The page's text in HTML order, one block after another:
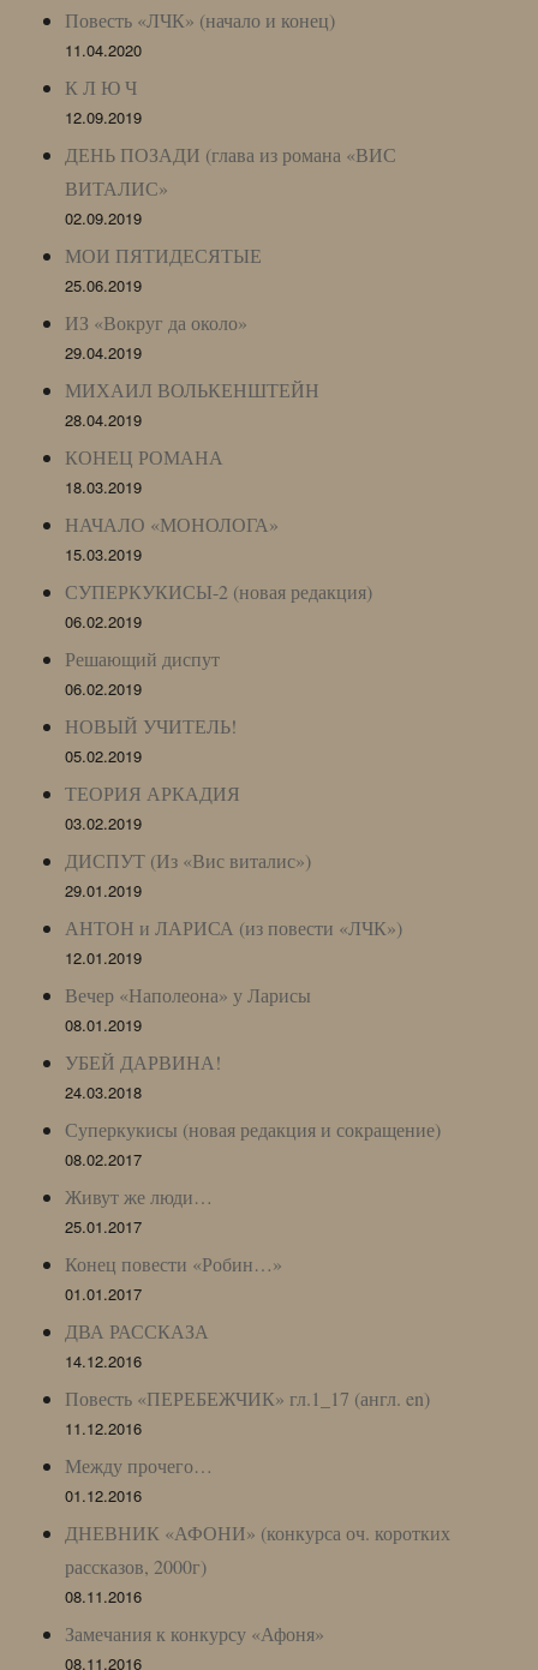
Повесть «ЛЧК» (начало и конец)
11.04.2020
К Л Ю Ч
12.09.2019
ДЕНЬ ПОЗАДИ (глава из романа «ВИС
ВИТАЛИС»
02.09.2019
МОИ ПЯТИДЕСЯТЫЕ
25.06.2019
ИЗ «Вокруг да около»
29.04.2019
МИХАИЛ ВОЛЬКЕНШТЕЙН
28.04.2019
КОНЕЦ РОМАНА
18.03.2019
НАЧАЛО «МОНОЛОГА»
15.03.2019
СУПЕРКУКИСЫ-2 (новая редакция)
06.02.2019
Решающий диспут
06.02.2019
НОВЫЙ УЧИТЕЛЬ!
05.02.2019
ТЕОРИЯ АРКАДИЯ
03.02.2019
ДИСПУТ (Из «Вис виталис»)
29.01.2019
АНТОН и ЛАРИСА (из повести «ЛЧК»)
12.01.2019
Вечер «Наполеона» у Ларисы
08.01.2019
УБЕЙ ДАРВИНА!
24.03.2018
Суперкукисы (новая редакция и сокращение)
08.02.2017
Живут же люди…
25.01.2017
Конец повести «Робин…»
01.01.2017
ДВА РАССКАЗА
14.12.2016
Повесть «ПЕРЕБЕЖЧИК» гл.1_17 (англ. en)
11.12.2016
Между прочего…
01.12.2016
ДНЕВНИК «АФОНИ» (конкурса оч. коротких
рассказов, 2000г)
08.11.2016
Замечания к конкурсу «Афоня»
08.11.2016